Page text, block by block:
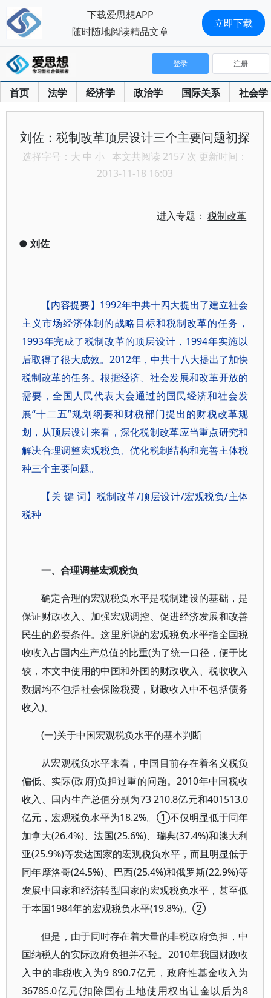
首页 法学 经济学 政治学 国际关系 社会学
登录 注册
刘佐：税制改革顶层设计三个主要问题初探
选择字号： 大 中 小 本文共阅读 2157 次 更新时间：
2013-11-18 16:03
进入专题：税制改革
● 刘佐
【内容提要】1992年中共十四大提出了建立社会
主义市场经济体制的战略目标和税制改革的任务，
1993年完成了税制改革的顶层设计，1994年实施以
后取得了很大成效。2012年，中共十八大提出了加快
税制改革的任务。根据经济、社会发展和改革开放的
需要，全国人民代表大会通过的国民经济和社会发
展“十二五”规划纲要和财税部门提出的财税改革规
划，从顶层设计来看，深化税制改革应当重点研究和
解决合理调整宏观税负、优化税制结构和完善主体税
种三个主要问题。
【关 键 词】税制改革/顶层设计/宏观税负/主体
税种
一、合理调整宏观税负
确定合理的宏观税负水平是税制建设的基础，是
保证财政收入、加强宏观调控、促进经济发展和改善
民生的必要条件。这里所说的宏观税负水平指全国税
收收入占国内生产总值的比重(为了统一口径，便于比
较，本文中使用的中国和外国的财政收入、税收收入
数据均不包括社会保险税费，财政收入中不包括债务
收入)。
(一)关于中国宏观税负水平的基本判断
从宏观税负水平来看，中国目前存在着名义税负
偏低、实际(政府)负担过重的问题。2010年中国税收
收入、国内生产总值分别为73 210.8亿元和401513.0
亿元，宏观税负水平为18.2%。①不仅明显低于同年
加拿大(26.4%)、法国(25.6%)、瑞典(37.4%)和澳大利
亚(25.9%)等发达国家的宏观税负水平，而且明显低于
同年摩洛哥(24.5%)、巴西(25.4%)和俄罗斯(22.9%)等
发展中国家和经济转型国家的宏观税负水平，甚至低
于本国1984年的宏观税负水平(19.8%)。②
但是，由于同时存在着大量的非税政府负担，中
国纳税人的实际政府负担并不轻。2010年我国财政收
入中的非税收入为9 890.7亿元，政府性基金收入为
36785.0亿元(扣除国有土地使用权出让金以后为8
下载爱思想APP
随时随地阅读精品文章
立即下载